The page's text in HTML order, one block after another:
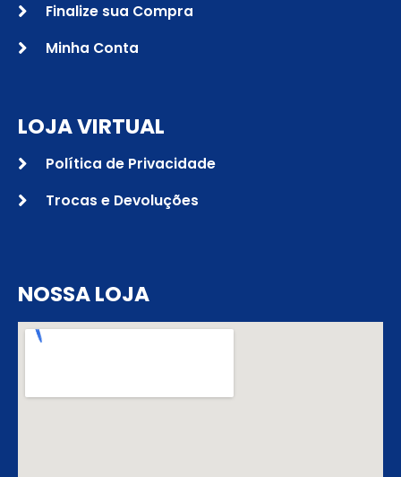
Finalize sua Compra
Minha Conta
LOJA VIRTUAL
Política de Privacidade
Trocas e Devoluções
NOSSA LOJA